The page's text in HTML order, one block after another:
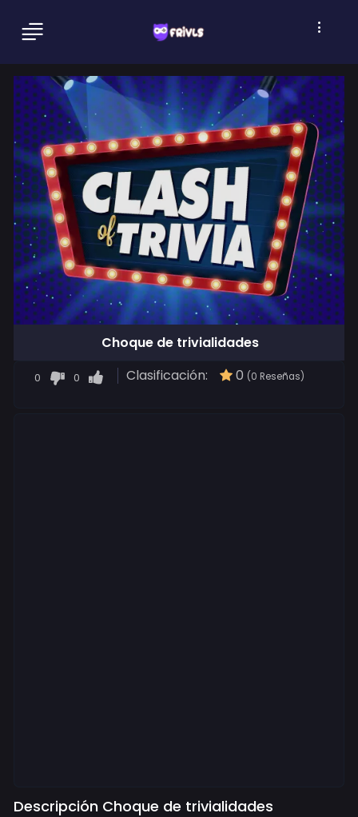
Choque de trivialidades
0 0 Clasificación: 0 (0 Reseñas)
Descripción Choque de trivialidades